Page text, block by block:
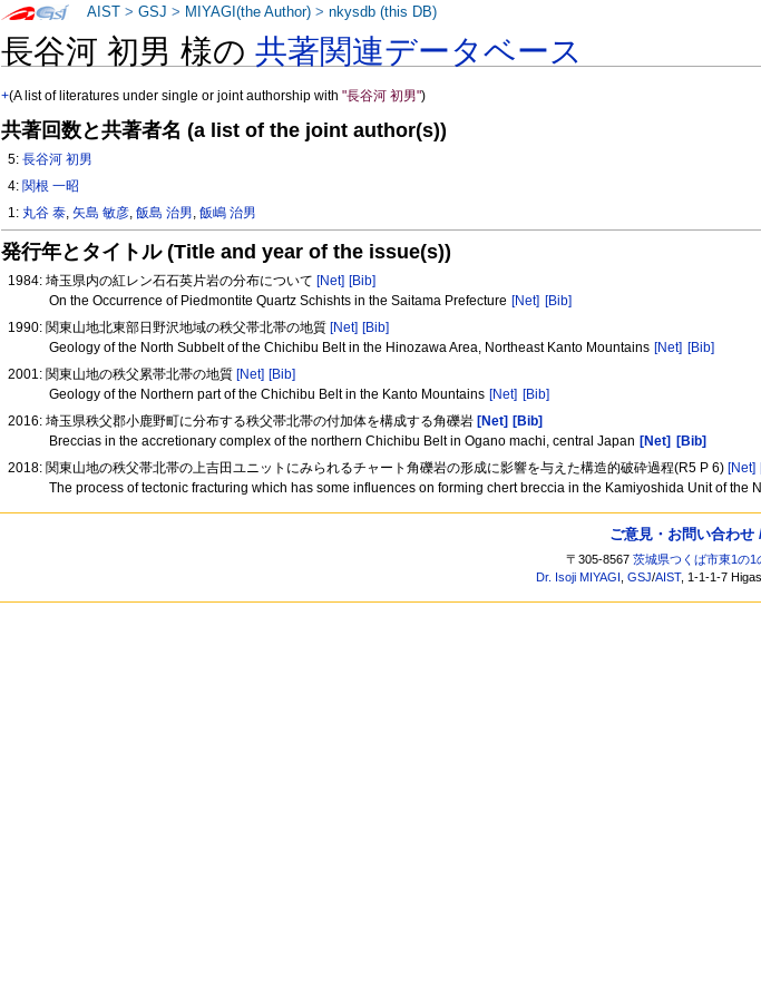
長谷河 初男 様の共著関連データベース
+(A list of literatures under single or joint authorship with"長谷河 初男")
共著回数と共著者名 (a list of the joint author(s))
5:長谷河 初男
4: 関根 一昭
1: 丸谷 泰,矢島 敏彦,飯島 治男,飯嶋 治男
発行年とタイトル (Title and year of the issue(s))
1984: 埼玉県内の紅レン石石英片岩の分布について [Net] [Bib]
On the Occurrence of Piedmontite Quartz Schishts in the Saitama Prefecture [Net] [Bib]
1990: 関東山地北東部日野沢地域の秩父帯北帯の地質 [Net] [Bib]
Geology of the North Subbelt of the Chichibu Belt in the Hinozawa Area, Northeast Kanto Mountains [Net] [Bib]
2001: 関東山地の秩父累帯北帯の地質 [Net] [Bib]
Geology of the Northern part of the Chichibu Belt in the Kanto Mountains [Net] [Bib]
2016: 埼玉県秩父郡小鹿野町に分布する秩父帯北帯の付加体を構成する角礫岩 [Net] [Bib]
Breccias in the accretionary complex of the northern Chichibu Belt in Ogano machi, central Japan [Net]
[Bib]
2018: 関東山地の秩父帯北帯の上吉田ユニットにみられるチャート角礫岩の形成に影響を与えた構造的破砕過程(R5 P 6) [Net]
The process of tectonic fracturing which has some influences on forming chert breccia in the Kamiyoshida Unit of the
AIST >GSJ > MIYAGI(the Author) >nkysdb (this DB)
ご意見・お問い合わ
〒305-8567茨城県つくば市東1の1
Dr. Isoji MIYAGI
,GSJ/AIST, 1-1-1-7